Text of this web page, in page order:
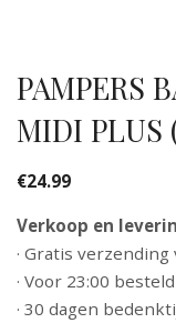
PAMPERS
MIDI PLUS
€24.99
Verkoop en
· Gratis
· Voor 23:00
· 30 dagen